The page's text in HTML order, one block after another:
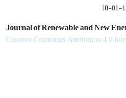
Journal of Renewable and New
Creative Commons Attribution 4.0